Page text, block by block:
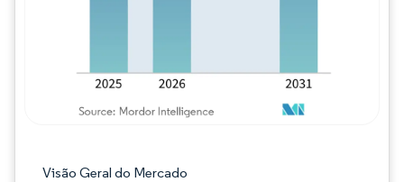
Visão Geral do Mercado